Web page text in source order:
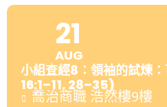
21
AUG
小組查經8：領袖的試煉
16:1–11, 28–35)
喬治商職 浩然樓9樓